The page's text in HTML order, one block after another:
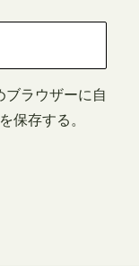
ブラウザーに自
保存する。